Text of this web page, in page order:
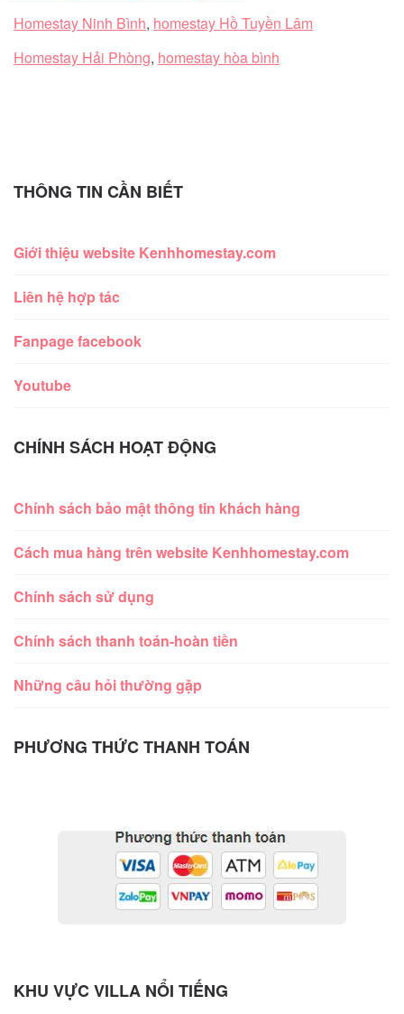
Homestay Ninh Bình, homestay Hồ Tuyền Lâm
Homestay Hải Phòng, homestay hòa bình
THÔNG TIN CẦN BIẾT
Giới thiệu website Kenhhomestay.com
Liên hệ hợp tác
Fanpage facebook
Youtube
CHÍNH SÁCH HOẠT ĐỘNG
Chính sách bảo mật thông tin khách hàng
Cách mua hàng trên website Kenhhomestay.com
Chính sách sử dụng
Chính sách thanh toán-hoàn tiền
Những câu hỏi thường gặp
PHƯƠNG THỨC THANH TOÁN
KHU VỰC VILLA NỔI TIẾNG